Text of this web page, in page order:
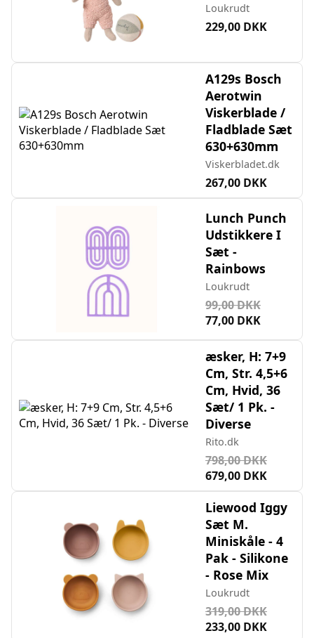
Loukrudt
229,00 DKK
A129s Bosch
Aerotwin
Viskerblade /
Fladblade Sæt
630+630mm
Viskerbladet.dk
267,00 DKK
Lunch Punch
Udstikkere I
Sæt -
Rainbows
Loukrudt
99,00 DKK
77,00 DKK
æsker, H: 7+9
Cm, Str. 4,5+6
Cm, Hvid, 36
Sæt/ 1 Pk. -
Diverse
Rito.dk
798,00 DKK
679,00 DKK
Liewood Iggy
Sæt M.
Miniskåle - 4
Pak - Silikone
- Rose Mix
Loukrudt
319,00 DKK
233,00 DKK